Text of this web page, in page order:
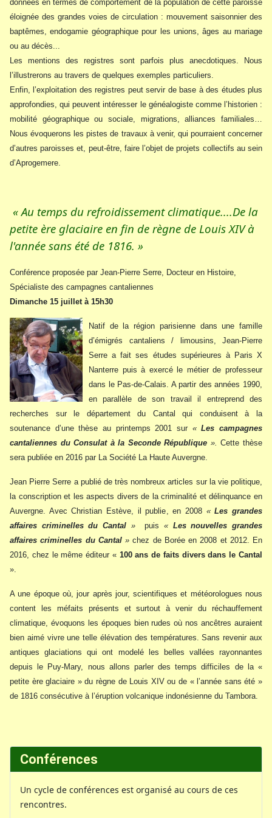
données en termes de comportement de la population de cette paroisse
éloignée des grandes voies de circulation : mouvement saisonnier des
baptêmes, endogamie géographique pour les unions, âges au mariage
ou au décès...
Les mentions des registres sont parfois plus anecdotiques. Nous
l’illustrerons au travers de quelques exemples particuliers.
Enfin, l’exploitation des registres peut servir de base à des études plus
approfondies, qui peuvent intéresser le généalogiste comme l’historien :
mobilité géographique ou sociale, migrations, alliances familiales…
Nous évoquerons les pistes de travaux à venir, qui pourraient concerner
d’autres paroisses et, peut-être, faire l’objet de projets collectifs au sein
d’Aprogemere.
« Au temps du refroidissement climatique....De la
petite ère glaciaire en fin de règne de Louis XIV à
l'année sans été de 1816. »
Conférence proposée par Jean-Pierre Serre, Docteur en Histoire,
Spécialiste des campagnes cantaliennes
Dimanche 15 juillet à 15h30
Natif de la région parisienne dans une famille
d’émigrés cantaliens / limousins, Jean-Pierre
Serre a fait ses études supérieures à Paris X
Nanterre puis à exercé le métier de professeur
dans le Pas-de-Calais. A partir des années 1990,
en parallèle de son travail il entreprend des
recherches sur le département du Cantal qui conduisent à la
soutenance d’une thèse au printemps 2001 sur «Les campagnes
cantaliennes du Consulat à la Seconde République ».Cette thèse
sera publiée en 2016 par La Société La Haute Auvergne.
Jean Pierre Serre a publié de très nombreux articles sur la vie politique,
la conscription et les aspects divers de la criminalité et délinquance en
Auvergne. Avec Christian Estève, il publie, en 2008 «Les grandes
affaires criminelles du Cantal » puis « Les nouvelles grandes
affaires criminelles du Cantal»chez de Borée en 2008 et 2012. En
2016, chez le même éditeur «100 ans de faits divers dans le Cantal
».
A une époque où, jour après jour, scientifiques et météorologues nous
content les méfaits présents et surtout à venir du réchauffement
climatique, évoquons les époques bien rudes où nos ancêtres auraient
bien aimé vivre une telle élévation des températures. Sans revenir aux
antiques glaciations qui ont modelé les belles vallées rayonnantes
depuis le Puy-Mary, nous allons parler des temps difficiles de la «
petite ère glaciaire » du règne de Louis XIV ou de « l’année sans été »
de 1816 consécutive à l’éruption volcanique indonésienne du Tambora.
Conférences
Un cycle de conférences est organisé au cours de ces
rencontres.